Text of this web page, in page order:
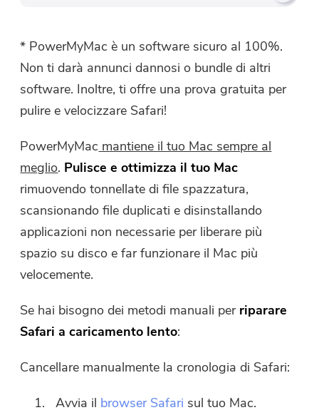
* PowerMyMac è un software sicuro al 100%.
Non ti darà annunci dannosi o bundle di altri
software. Inoltre, ti offre una prova gratuita per
pulire e velocizzare Safari!
PowerMyMac mantiene il tuo Mac sempre al
meglio. Pulisce e ottimizza il tuo Mac
rimuovendo tonnellate di file spazzatura,
scansionando file duplicati e disinstallando
applicazioni non necessarie per liberare più
spazio su disco e far funzionare il Mac più
velocemente.
Se hai bisogno dei metodi manuali per riparare
Safari a caricamento lento:
Cancellare manualmente la cronologia di Safari:
Avvia il browser Safari sul tuo Mac.